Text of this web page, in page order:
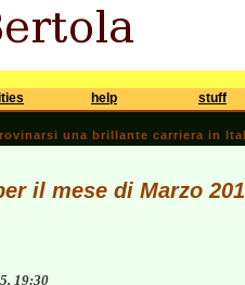
help stuff
una brillante carriera in
il mese di Marzo
19:30